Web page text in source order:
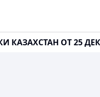
КАЗАХСТАН ОТ 25